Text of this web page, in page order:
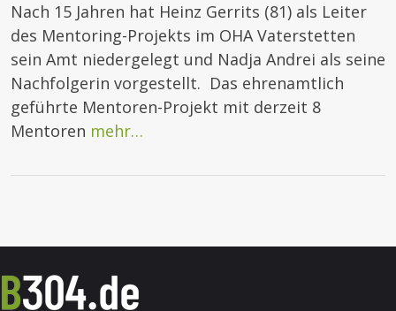
Nach 15 Jahren hat Heinz Gerrits (81) als Leiter
des Mentoring-Projekts im OHA Vaterstetten
sein Amt niedergelegt und Nadja Andrei als seine
Nachfolgerin vorgestellt. Das ehrenamtlich
geführte Mentoren-Projekt mit derzeit 8
Mentoren mehr…